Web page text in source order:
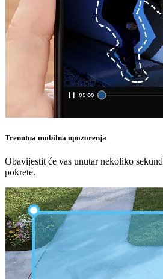
Trenutna mobilna upozorenja
Obavijestit će vas unutar nekoliko
pokrete.